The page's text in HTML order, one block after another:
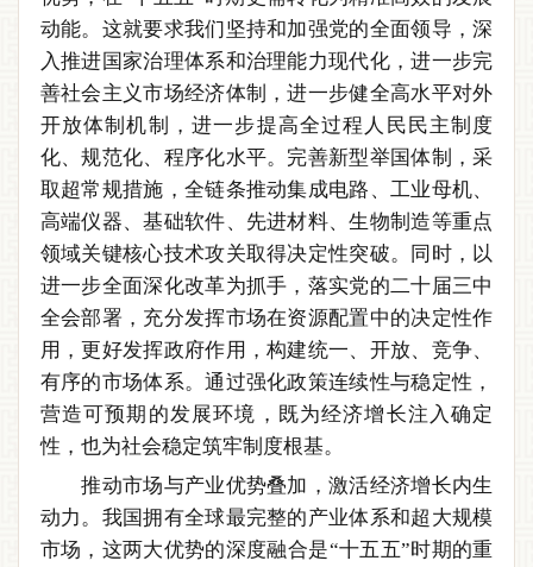
动能。这就要求我们坚持和加强党的全面领导，深
入推进国家治理体系和治理能力现代化，进一步完
善社会主义市场经济体制，进一步健全高水平对外
开放体制机制，进一步提高全过程人民民主制度
化、规范化、程序化水平。完善新型举国体制，采
取超常规措施，全链条推动集成电路、工业母机、
高端仪器、基础软件、先进材料、生物制造等重点
领域关键核心技术攻关取得决定性突破。同时，以
进一步全面深化改革为抓手，落实党的二十届三中
全会部署，充分发挥市场在资源配置中的决定性作
用，更好发挥政府作用，构建统一、开放、竞争、
有序的市场体系。通过强化政策连续性与稳定性，
营造可预期的发展环境，既为经济增长注入确定
性，也为社会稳定筑牢制度根基。
推动市场与产业优势叠加，激活经济增长内生
动力。我国拥有全球最完整的产业体系和超大规模
市场，这两大优势的深度融合是“十五五”时期的重